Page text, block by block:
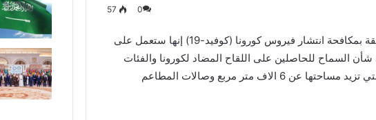
0
57
قالت اللجنة الرئيسية لمراقبة تنفيذ الاشتراطات المتعلقة بمكافحة انتشار فيروس كورونا (كوفيد-19) إنها ستعمل على
السماح للحاصلين على اللقاح المضاد لكورونا والفئات
المعفاة من تلقي اللقاح بالدخول للمجمعات التجارية التي تزيد مساحتها عن 6 الاف متر مربع وصالات المطاعم